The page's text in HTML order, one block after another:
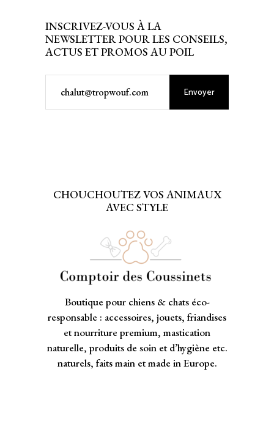
INSCRIVEZ-VOUS À LA
NEWSLETTER POUR LES CONSEILS,
ACTUS ET PROMOS AU POIL
Envoyer
CHOUCHOUTEZ VOS ANIMAUX
AVEC STYLE
Boutique pour chiens & chats éco-
responsable : accessoires, jouets, friandises
et nourriture premium, mastication
naturelle, produits de soin et d’hygiène etc.
naturels, faits main et made in Europe.